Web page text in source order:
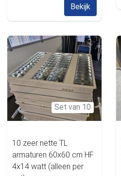
Bekijk
Set van 10
10 zeer nette TL
armaturen 60x60 cm HF
4x14 watt (alleen per